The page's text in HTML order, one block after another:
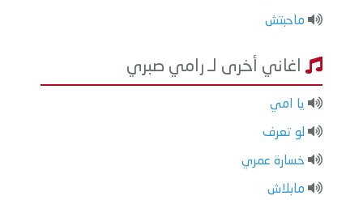
ماحبتش
اغاني أخرى لـ رامي صبري
يا امي
لو تعرف
خسارة عمري
مابلاش